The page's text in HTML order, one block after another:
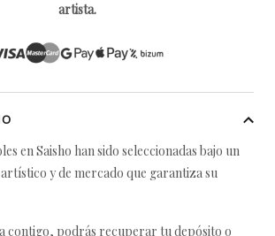
artista.
en Saisho han sido seleccionadas bajo un
artístico y de mercado que garantiza su
contigo, podrás recuperar tu depósito o